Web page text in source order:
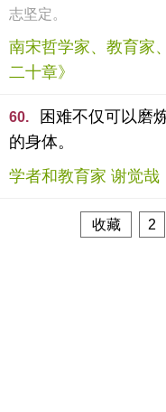
志坚定。
南宋哲学家、教育家
二十章》
60.
困难不仅可以磨
的身体。
学者和教育家 谢觉哉
收藏 2